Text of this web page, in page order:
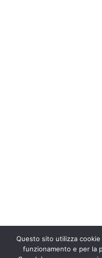
Uffici Postali in Italia Uffici
Questo sito utilizza
funzionamento e per la